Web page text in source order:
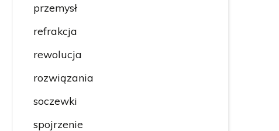
przemysł
refrakcja
rewolucja
rozwiązania
soczewki
spojrzenie